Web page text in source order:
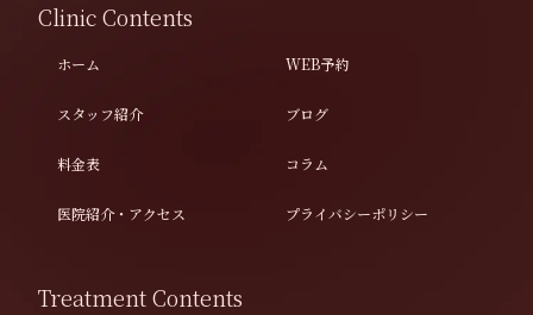
Clinic Contents
ホーム
スタッフ紹介
料金表
医院紹介・アクセス
WEB予約
ブログ
コラム
プライバシーポリシー
Treatment Contents